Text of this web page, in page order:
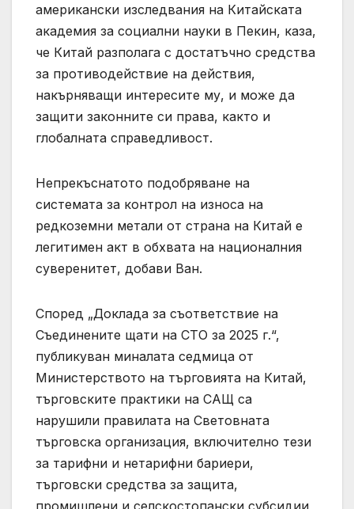
американски изследвания на Китайската
академия за социални науки в Пекин, каза,
че Китай разполага с достатъчно средства
за противодействие на действия,
накърняващи интересите му, и може да
защити законните си права, както и
глобалната справедливост.
Непрекъснатото подобряване на
системата за контрол на износа на
редкоземни метали от страна на Китай е
легитимен акт в обхвата на националния
суверенитет, добави Ван.
Според „Доклада за съответствие на
Съединените щати на СТО за 2025 г.“,
публикуван миналата седмица от
Министерството на търговията на Китай,
търговските практики на САЩ са
нарушили правилата на Световната
търговска организация, включително тези
за тарифни и нетарифни бариери,
търговски средства за защита,
промишлени и селскостопански субсидии,